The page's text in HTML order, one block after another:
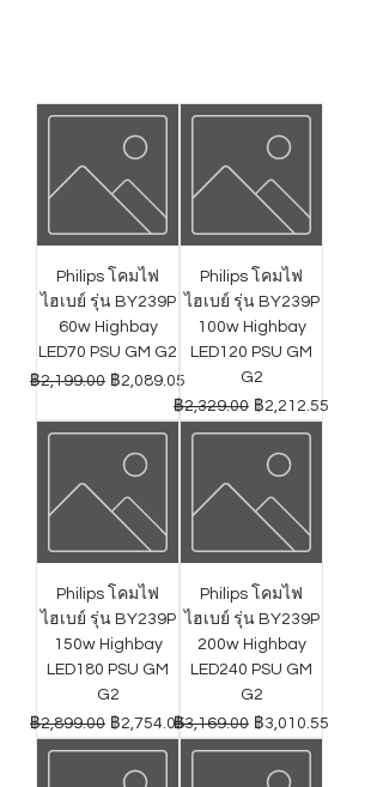
Philips โคมไฟ
ไฮเบย์ รุ่น BY239P
60w Highbay
LED70 PSU GM G2
ราคาปกติ
฿2,199.00 ราคาขายลด
฿2,089.05
Philips โคมไฟ
ไฮเบย์ รุ่น BY239P
100w Highbay
LED120 PSU GM
G2
ราคาปกติ
฿2,329.00 ราคาขายลด
฿2,212.55
Philips โคมไฟ
ไฮเบย์ รุ่น BY239P
150w Highbay
LED180 PSU GM
G2
ราคาปกติ
฿2,899.00 ราคาขายลด
฿2,754.05
Philips โคมไฟ
ไฮเบย์ รุ่น BY239P
200w Highbay
LED240 PSU GM
G2
ราคาปกติ
฿3,169.00 ราคาขายลด
฿3,010.55